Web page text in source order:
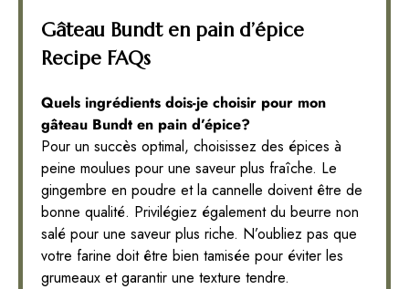
Gâteau Bundt en pain d’épice
Recipe FAQs
Quels ingrédients dois-je choisir pour mon
gâteau Bundt en pain d’épice?
Pour un succès optimal, choisissez des épices à
peine moulues pour une saveur plus fraîche. Le
gingembre en poudre et la cannelle doivent être de
bonne qualité. Privilégiez également du beurre non
salé pour une saveur plus riche. N’oubliez pas que
votre farine doit être bien tamisée pour éviter les
grumeaux et garantir une texture tendre.